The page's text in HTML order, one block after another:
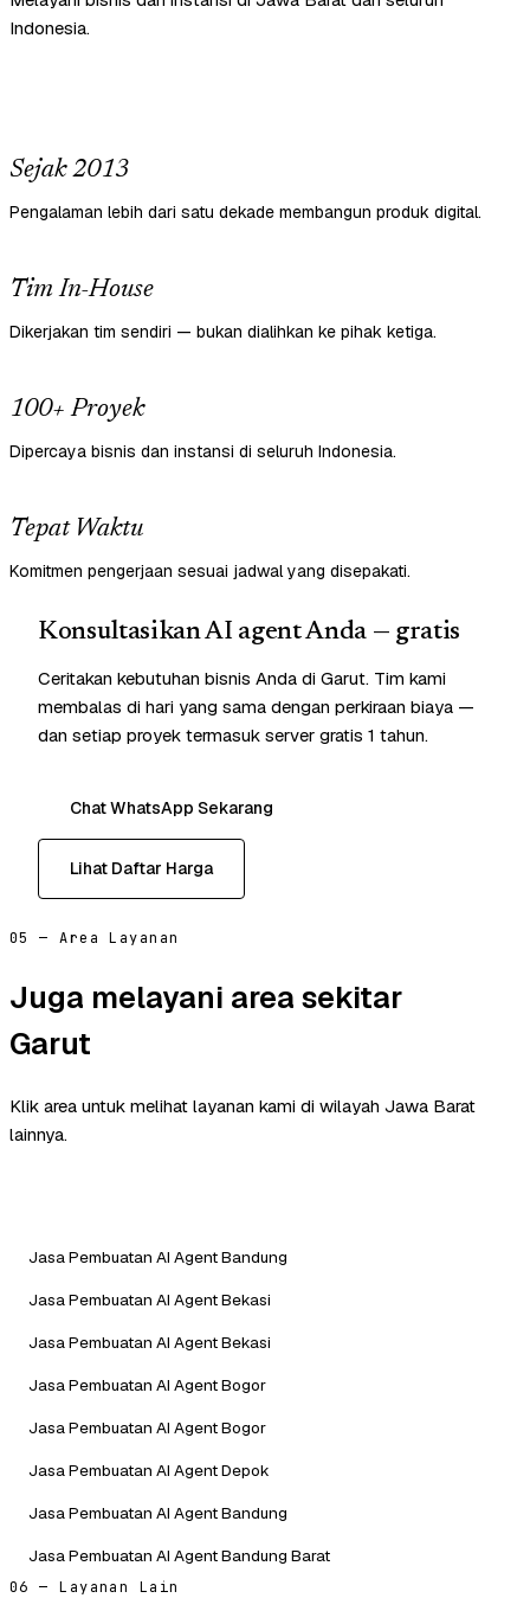
Indonesia.
Sejak 2013
Pengalaman lebih dari satu dekade membangun produk digital.
Tim In-House
Dikerjakan tim sendiri — bukan dialihkan ke pihak ketiga.
100+ Proyek
Dipercaya bisnis dan instansi di seluruh Indonesia.
Tepat Waktu
Komitmen pengerjaan sesuai jadwal yang disepakati.
Konsultasikan AI agent Anda — gratis
Ceritakan kebutuhan bisnis Anda di Garut. Tim kami
membalas di hari yang sama dengan perkiraan biaya —
dan setiap proyek termasuk server gratis 1 tahun.
Chat WhatsApp Sekarang
Lihat Daftar Harga
05 — Area Layanan
Juga melayani area sekitar
Garut
Klik area untuk melihat layanan kami di wilayah Jawa Barat
lainnya.
Jasa Pembuatan AI Agent Bandung
Jasa Pembuatan AI Agent Bekasi
Jasa Pembuatan AI Agent Bekasi
Jasa Pembuatan AI Agent Bogor
Jasa Pembuatan AI Agent Bogor
Jasa Pembuatan AI Agent Depok
Jasa Pembuatan AI Agent Bandung
Jasa Pembuatan AI Agent Bandung Barat
06 — Layanan Lain